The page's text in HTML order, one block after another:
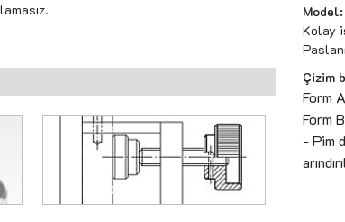
Model:
Kolay
Çizim
Form
Form
- Pim